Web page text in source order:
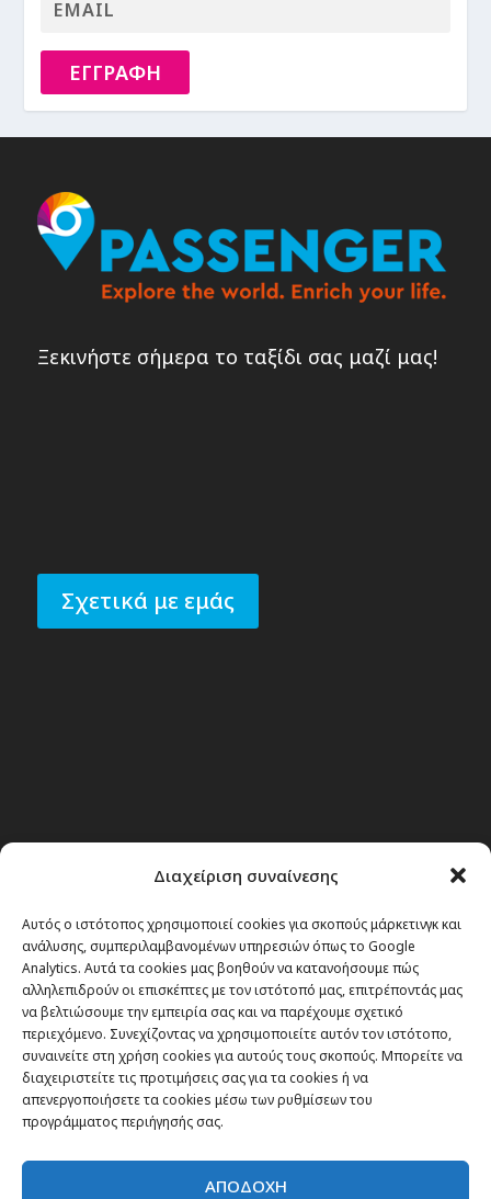
Διαχείριση συναίνεσης
Αυτός ο ιστότοπος χρησιμοποιεί cookies για σκοπούς μάρκετινγκ και
ανάλυσης, συμπεριλαμβανομένων υπηρεσιών όπως το Google
Analytics. Αυτά τα cookies μας βοηθούν να κατανοήσουμε πώς
αλληλεπιδρούν οι επισκέπτες με τον ιστότοπό μας, επιτρέποντάς μας
να βελτιώσουμε την εμπειρία σας και να παρέχουμε σχετικό
περιεχόμενο. Συνεχίζοντας να χρησιμοποιείτε αυτόν τον ιστότοπο,
συναινείτε στη χρήση cookies για αυτούς τους σκοπούς. Μπορείτε να
διαχειριστείτε τις προτιμήσεις σας για τα cookies ή να
απενεργοποιήσετε τα cookies μέσω των ρυθμίσεων του
προγράμματος περιήγησής σας.
ΑΠΟΔΟΧΗ
ΕΓΓΡΑΦΗ
Ξεκινήστε σήμερα το ταξίδι σας μαζί μας!
Σχετικά με εμάς